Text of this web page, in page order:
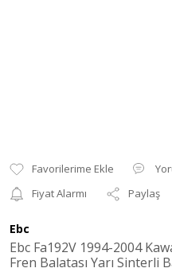
Fiyat Alarmı
Paylaş
Ebc
Ebc Fa192V 1994-2004
Fren Balatası Yarı Sinterli